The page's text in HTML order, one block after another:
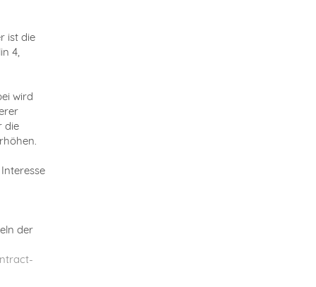
ist die
4,
wird
die
der